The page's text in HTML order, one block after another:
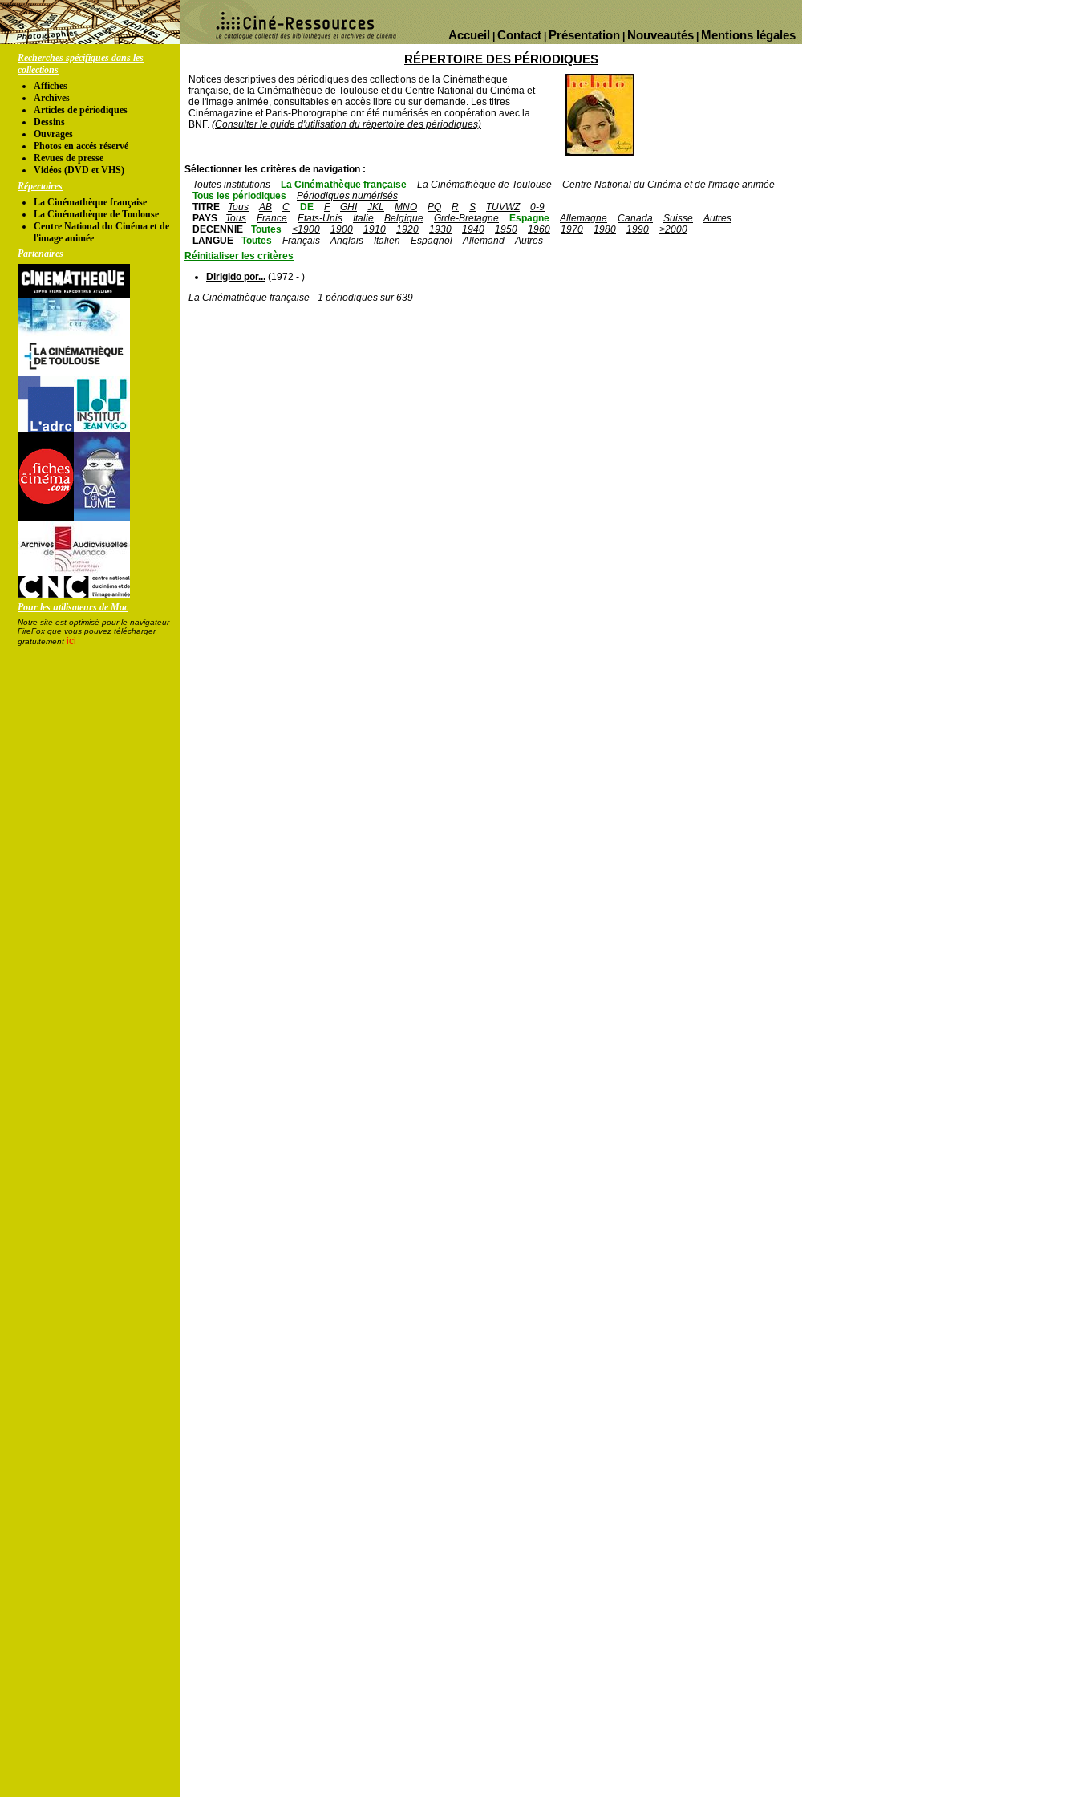
Mentions légales
Nouveautés
Présentation
Contact
Accueil
Recherches spécifiques dans les
collections
Affiches
Archives
Articles de périodiques
Dessins
Ouvrages
Photos en accés réservé
Revues de presse
Vidéos (DVD et VHS)
Répertoires
La Cinémathèque française
La Cinémathèque de Toulouse
Centre National du Cinéma et de
l'image animée
Partenaires
Pour les utilisateurs de Mac
Notre site est optimisé pour le navigateur
FireFox que vous pouvez télécharger
gratuitement ici
RÉPERTOIRE DES PÉRIODIQUES
Notices descriptives des périodiques des collections de la Cinémathèque
française, de la Cinémathèque de Toulouse et du Centre National du Cinéma et
de l'image animée, consultables en accès libre ou sur demande. Les titres
Cinémagazine et Paris-Photographe ont été numérisés en coopération avec la
BNF. (Consulter le guide d'utilisation du répertoire des périodiques)
Sélectionner les critères de navigation :
Toutes institutions
La Cinémathèque française La Cinémathèque de Toulouse
Centre National du Cinéma et de l'image animée
Tous les périodiques
Périodiques numérisés
TITRE
Tous AB C DE F GHI JKL MNO PQ R S TUVWZ
0-9
PAYS
Tous France Etats-Unis Italie Belgique Grde-Bretagne Espagne Allemagne Canada Suisse
Autres
DECENNIE
Toutes <1900 1900 1910 1920 1930 1940 1950 1960 1970 1980 1990
>2000
LANGUE
Toutes Français Anglais Italien Espagnol Allemand
Autres
Réinitialiser les critères
Dirigido por... (1972 - )
La Cinémathèque française - 1 périodiques sur 639